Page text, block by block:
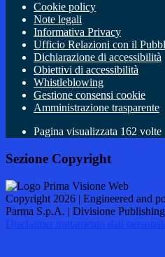
Cookie policy
Note legali
Informativa Privacy
Ufficio Relazioni con il
Dichiarazione di accessibilità
Obiettivi di accessibilità
Whistleblowing
Gestione consensi cookie
Amministrazione trasparente
Pagina visualizzata 162 volte
Sezione Copyright
Copyright 2026 | Engineered and
Parma S.p.A. | Divisione
Disclaimer trattamento dati personali